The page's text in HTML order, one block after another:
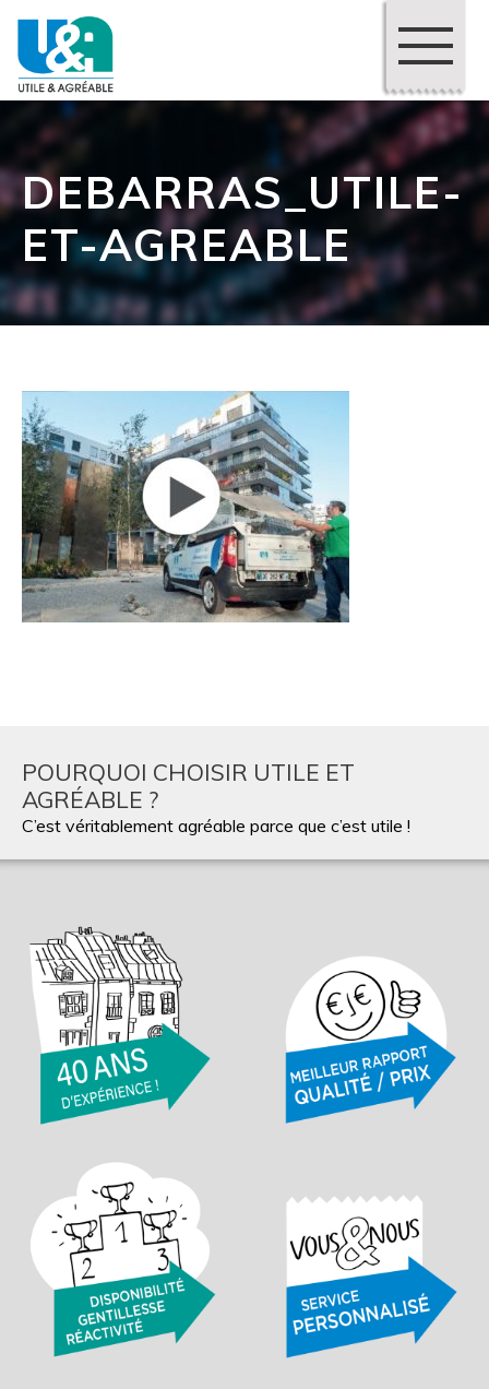
DEBARRAS_UTILE-
ET-AGREABLE
POURQUOI CHOISIR UTILE ET
AGRÉABLE ?
C’est véritablement agréable parce que c’est utile !